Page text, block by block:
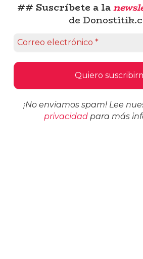
## Suscríbete a la
de
¡No enviamos spam! Lee
privacidadpara más